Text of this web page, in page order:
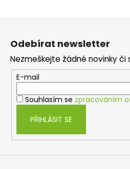
Odebírat newsletter
Nezmeškejte žádné novinky či
E-mail
Souhlasím se zpracováním
PŘIHLÁSIT SE